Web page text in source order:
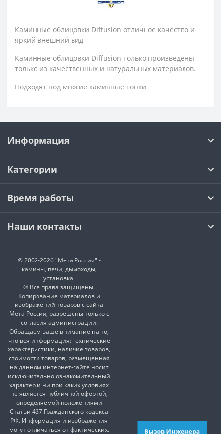
Каминные облицовки Diffusion отличное качество и
яркий внешний вид
Каминные облицовки Diffusion только произведены
только из качественных и натуральных материалов.
Подходят под многие каминные топки.
Информация
Категории
Время работы
Наши контакты
© 2002-2026 "Мета Россия" -
камины, печи, дымоходы,
установка.
® Все права защищены.
Копирование материалов и
изображений товаров с сайта
Мета Россия, разрешены только с
согласия администрации.
Обращаем ваше внимание на то,
что вся информация: технические
характеристики, наличие товаров,
стоимости товаров, размещенная
на данном интернет-сайте носит
исключительно ознакомительный
характер и ни при каких условиях
не является публичной офертой,
определяемой положениями
Статьи 437 Гражданского кодекса
РФ. Информация и изображения
могут отличаться от фактических.
Вызов Инженера